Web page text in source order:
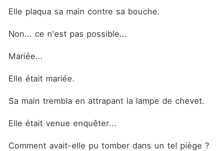
Elle plaqua sa main contre sa bouche.
Non... ce n'est pas possible...
Mariée...
Elle était mariée.
Sa main trembla en attrapant la lampe de chevet.
Elle était venue enquêter...
Comment avait-elle pu tomber dans un tel piège ?